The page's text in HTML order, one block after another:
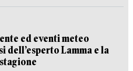
ed eventi meteo
dell’esperto Lamma e la